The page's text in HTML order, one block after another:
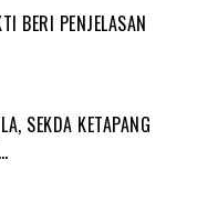
BERI PENJELASAN
SEKDA KETAPANG